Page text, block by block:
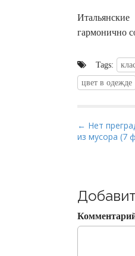
гармонично
Tags:
цвет в одежде
P
o
n
a
v
← Нет
из мусора (7